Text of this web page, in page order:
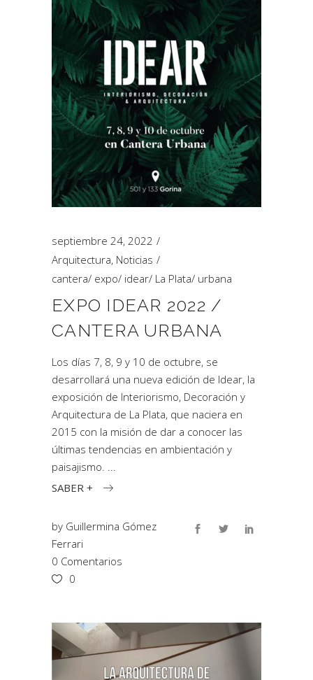
septiembre 24, 2022
Arquitectura, Noticias
cantera/ expo/ idear/ La Plata/ urbana
EXPO IDEAR 2022 /
CANTERA URBANA
Los días 7, 8, 9 y 10 de octubre, se
desarrollará una nueva edición de Idear, la
exposición de Interiorismo, Decoración y
Arquitectura de La Plata, que naciera en
2015 con la misión de dar a conocer las
últimas tendencias en ambientación y
paisajismo.
SABER +
by Guillermina Gómez
Ferrari
0 Comentarios
0